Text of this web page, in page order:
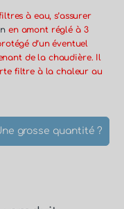
à eau, s’assurer
en amont réglé à 3
d’un éventuel
de la chaudière. Il
filtre à la chaleur au
grosse quantité ?